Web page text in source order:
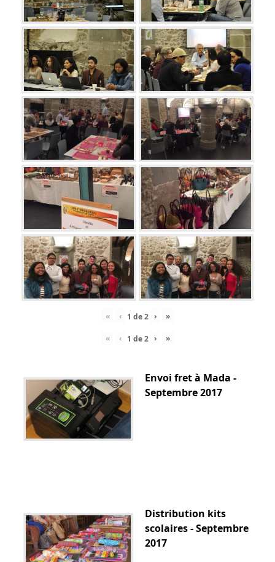
« ‹ 1 de2 › »
« ‹ 1 de2 › »
Envoi fret à Mada -
Septembre 2017
Distribution kits
scolaires - Septembre
2017